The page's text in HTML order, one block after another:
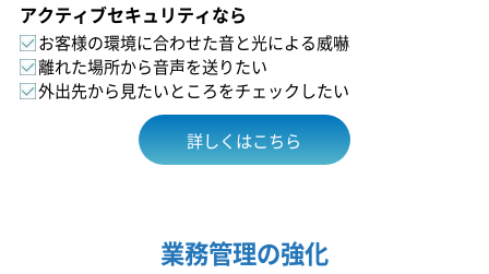
アクティブセキュリティなら
お客様の環境に合わせた音と光による威嚇
離れた場所から音声を送りたい
外出先から見たいところをチェックしたい
詳しくはこちら
業務管理の強化